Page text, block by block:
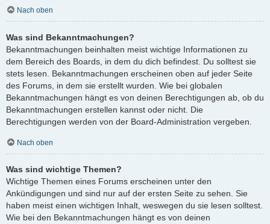
Nach oben
Was sind Bekanntmachungen?
Bekanntmachungen beinhalten meist wichtige Informationen zu
dem Bereich des Boards, in dem du dich befindest. Du solltest sie
stets lesen. Bekanntmachungen erscheinen oben auf jeder Seite
des Forums, in dem sie erstellt wurden. Wie bei globalen
Bekanntmachungen hängt es von deinen Berechtigungen ab, ob du
Bekanntmachungen erstellen kannst oder nicht. Die
Berechtigungen werden von der Board-Administration vergeben.
Nach oben
Was sind wichtige Themen?
Wichtige Themen eines Forums erscheinen unter den
Ankündigungen und sind nur auf der ersten Seite zu sehen. Sie
haben meist einen wichtigen Inhalt, weswegen du sie lesen solltest.
Wie bei den Bekanntmachungen hängt es von deinen